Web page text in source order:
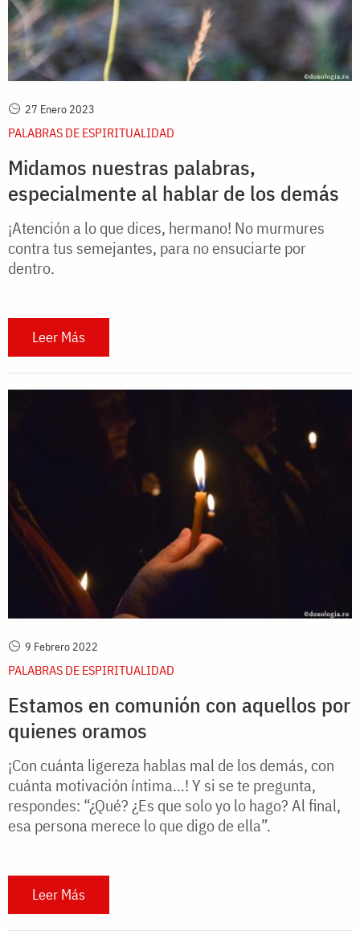
27 Enero 2023
PALABRAS DE ESPIRITUALIDAD
Midamos nuestras palabras,
especialmente al hablar de los demás
¡Atención a lo que dices, hermano! No murmures
contra tus semejantes, para no ensuciarte por
dentro.
Leer Más
9 Febrero 2022
PALABRAS DE ESPIRITUALIDAD
Estamos en comunión con aquellos por
quienes oramos
¡Con cuánta ligereza hablas mal de los demás, con
cuánta motivación íntima…! Y si se te pregunta,
respondes: “¿Qué? ¿Es que solo yo lo hago? Al final,
esa persona merece lo que digo de ella”.
Leer Más